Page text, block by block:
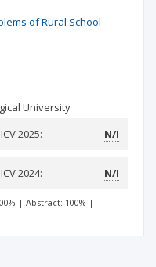
of Rural School
University
ICV 2025: N/I
ICV 2024: N/I
| Abstract: 100% |